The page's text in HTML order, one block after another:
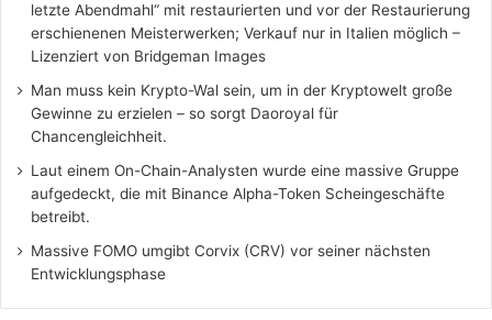
letzte Abendmahl“ mit restaurierten und vor der Restaurierung
erschienenen Meisterwerken; Verkauf nur in Italien möglich –
Lizenziert von Bridgeman Images
Man muss kein Krypto-Wal sein, um in der Kryptowelt große
Gewinne zu erzielen – so sorgt Daoroyal für
Chancengleichheit.
Laut einem On-Chain-Analysten wurde eine massive Gruppe
aufgedeckt, die mit Binance Alpha-Token Scheingeschäfte
betreibt.
Massive FOMO umgibt Corvix (CRV) vor seiner nächsten
Entwicklungsphase